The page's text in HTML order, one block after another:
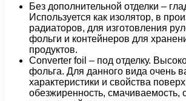
Без дополнительной отделки –
Используется как изолятор, в
радиаторов, для изготовления
фольги и контейнеров для
продуктов.
Converter foil – под отделку.
фольга. Для данного вида очень
характеристики и свойства
обезжиренность, смачиваемость,